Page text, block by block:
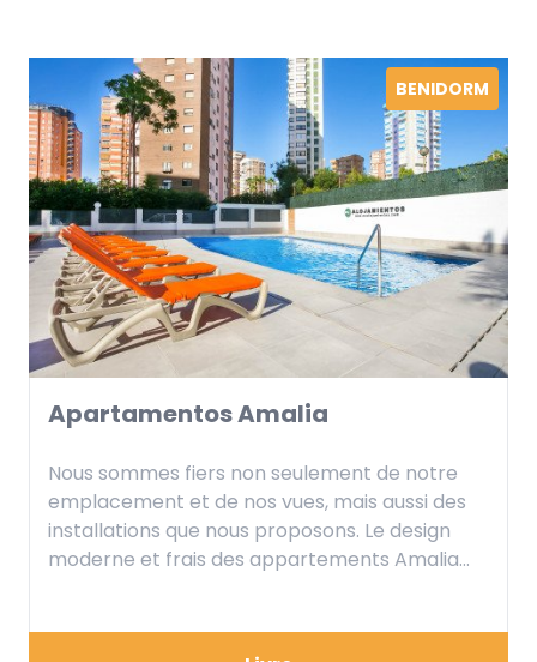
BENIDORM
Apartamentos Amalia
Nous sommes fiers non seulement de notre
emplacement et de nos vues, mais aussi des
installations que nous proposons. Le design
moderne et frais des appartements Amalia